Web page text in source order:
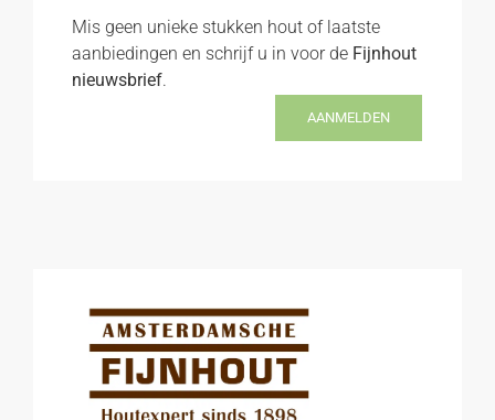
Mis geen unieke stukken hout of laatste
aanbiedingen en schrijf u in voor de Fijnhout
nieuwsbrief.
AANMELDEN